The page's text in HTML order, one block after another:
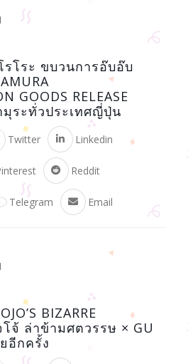
รโระ ขบวนการอ๊บอ๊บ
GOODS RELEASE
ระทั่วประเทศญี่ปุ่น
Twitter Linkedin
Reddit
Telegram Email
BIZARRE
โจ้ ล่าข้ามศตวรรษ × GU
อีกครั้ง